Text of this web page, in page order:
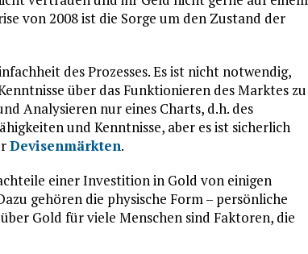
von 2008 ist die Sorge um den Zustand der
des Prozesses. Es ist nicht notwendig,
über das Funktionieren des Marktes zu
Analysieren nur eines Charts, d.h. des
und Kenntnisse, aber es ist sicherlich
Devisenmärkten.
einer Investition in Gold von einigen
gehören die physische Form – persönliche
Gold für viele Menschen sind Faktoren, die